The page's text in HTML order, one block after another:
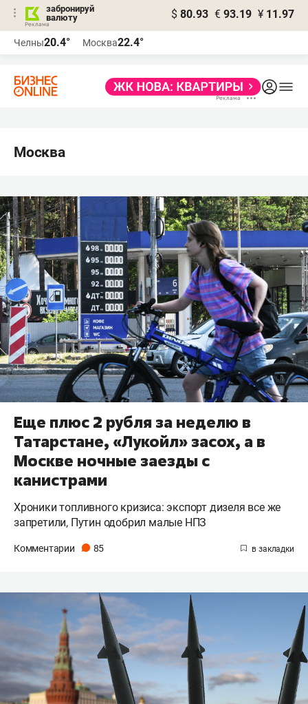
забронируй
валюту
$ 80.93 € 93.19 ¥ 11.97
Челны20.4° Москва22.4°
Москва
Еще плюс 2 рубля за неделю в
Татарстане, «Лукойл» засох, а в
Москве ночные заезды с
канистрами
Хроники топливного кризиса: экспорт дизеля все же
запретили, Путин одобрил малые НПЗ
Комментарии 85